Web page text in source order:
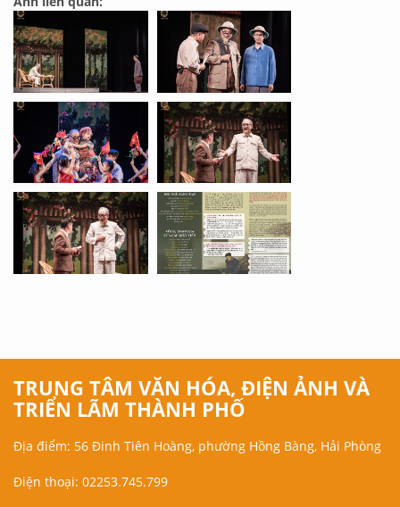
TRUNG TÂM VĂN HÓA, ĐIỆN ẢNH VÀ
TRIỂN LÃM THÀNH PHỐ
Địa điểm: 56 Đinh Tiên Hoàng, phường Hồng Bàng, Hải Phòng
Điện thoại: 02253.745.799